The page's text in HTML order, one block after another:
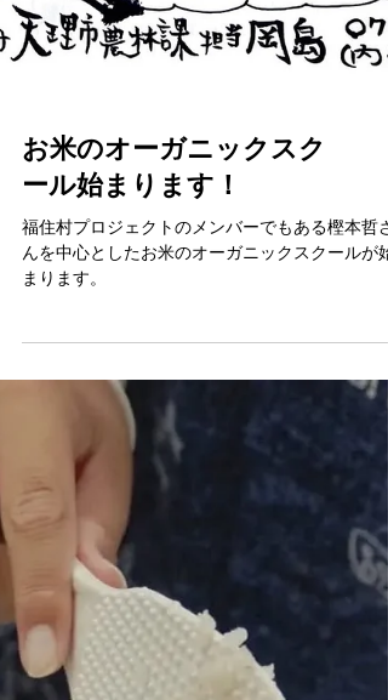
お米のオーガニックスク
ール始まります！
福住村プロジェクトのメンバーでもある樫本哲さ
んを中心としたお米のオーガニックスクールが始
まります。